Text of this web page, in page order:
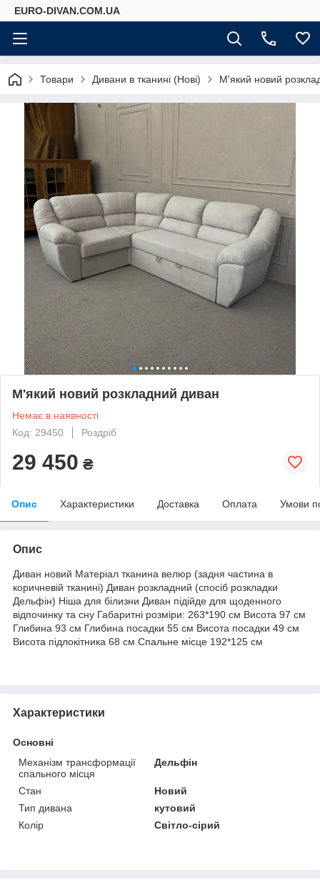
EURO-DIVAN.COM.UA
Товари Дивани в тканині (Нові) М'який новий
М'який новий розкладний диван
Немає в наявності
Код: 29450
Роздріб
29 450 ₴
Опис Характеристики Доставка Оплата Умови
Опис
Диван новий Матеріал тканина велюр (задня частина в
коричневій тканині) Диван розкладний (спосіб розкладки
Дельфін) Ніша для білизни Диван підійде для щоденного
відпочинку та сну Габаритні розміри: 263*190 см Висота 97 см
Глибина 93 см Глибина посадки 55 см Висота посадки 49 см
Висота підлокітника 68 см Спальне місце 192*125 см
Характеристики
Основні
Механізм трансформації
спального місця
Дельфін
Стан
Новий
Тип дивана
кутовий
Колір
Світло-сірий